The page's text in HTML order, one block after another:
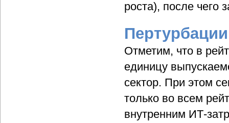
роста), после чего
Отметим, что в
единицу
сектор. При этом
только во всем
внутренним ИТ-